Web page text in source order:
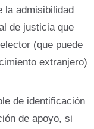
la admisibilidad
de justicia que
(que puede
extranjero)
de identificación
de apoyo, si